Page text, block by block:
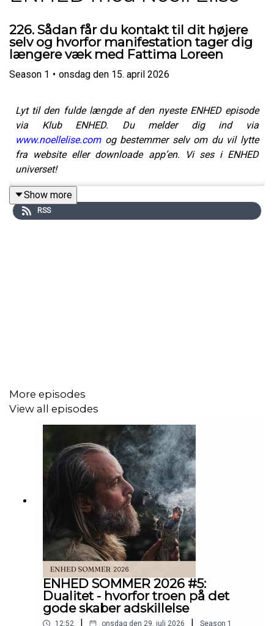
226. Sådan får du kontakt til dit højere
selv og hvorfor manifestation tager dig
længere væk med Fattima Loreen
Season 1 • onsdag den 15. april 2026
Lyt til den fulde længde af den nyeste ENHED episode
via Klub ENHED. Du melder dig ind via
www.noellelise.comog bestemmer selv om du vil lytte
fra website eller downloade app’en. Vi ses i ENHED
universet!
Længes du efter noget mere, uden helt at kunne sætte
selv.
Vi taler om:
• hvad dit højere selv egentlig er
• hvorfor løsninger sjældent kommer fra bekymring, men
• hvordan længslen efter “noget andet” kan trække dig
væk fra dig selv
• hvorfor manifestation nogle gange kan skabe mere
afstand end forbindelse
• hvad det vil sige at være i kontakt indad, opad og nedad
Show more
RSS
More episodes
View all episodes
ENHED SOMMER 2026 #5:
Dualitet - hvorfor troen på det
gode skaber adskillelse
12:52 onsdag den 29. juli 2026 Season 1